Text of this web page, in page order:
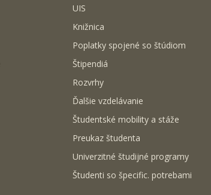
UIS
Knižnica
Poplatky spojené so štúdiom
Štipendiá
Rozvrhy
Ďalšie vzdelávanie
Študentské mobility a stáže
Preukaz študenta
Univerzitné študijné programy
Študenti so špecific. potrebami